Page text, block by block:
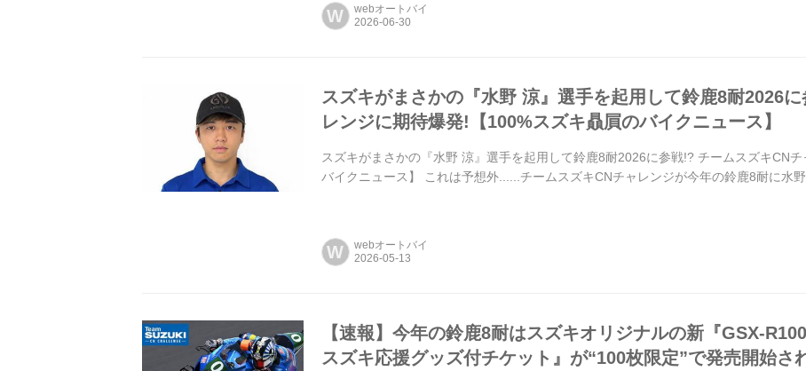
W webオートバイ
スズキがまさかの『水野 涼』選手を起用して鈴鹿8耐2026
レンジに期待爆発!【100%スズキ贔屓のバイクニュース】
スズキがまさかの『水野 涼』選手を起用して鈴鹿8耐2026に参戦!? チームスズキCN
バイクニュース】 これは予想外......チームスズキCNチャレンジが今年の鈴鹿8耐に水
W webオートバイ
【速報】今年の鈴鹿8耐はスズキオリジナルの新『GSX-
スズキ応援グッズ付チケット』が“100枚限定”で発売開始さ